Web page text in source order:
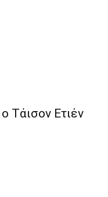
Τάισον Ετιέν